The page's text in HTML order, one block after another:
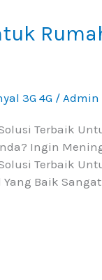
3G 4G /Admin
Terbaik
Ingin
Terbaik
Baik